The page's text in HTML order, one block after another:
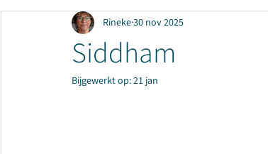
Siddham
Rineke30 nov 2025
Bijgewerkt op:21 jan